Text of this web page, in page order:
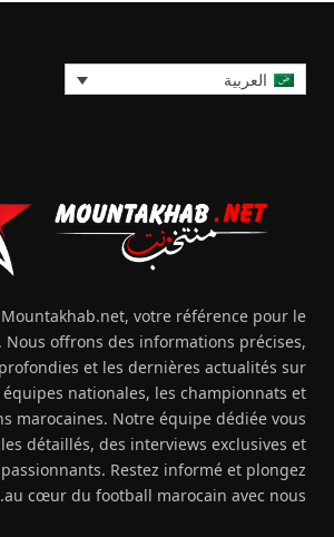
العربية
votre référence pour le
offrons des informations précises,
et les dernières actualités sur
nationales, les championnats et
marocaines. Notre équipe dédiée vous
détaillés, des interviews exclusives et
Restez informé et plongez
au cœur du football marocain avec nous.